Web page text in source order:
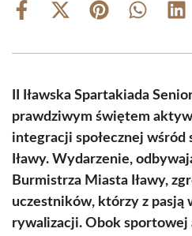
Share
Share
(Twitter)
Share Share
II Iławska Spartakiada
prawdziwym świętem
integracji społecznej wśród
Iławy. Wydarzenie,
Burmistrza Miasta Iławy,
uczestników, którzy z pasją
rywalizacji. Obok sportowej